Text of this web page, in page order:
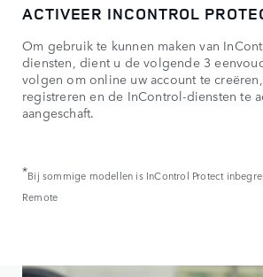
ACTIVEER INCONTROL
Om gebruik te kunnen maken van
diensten, dient u de volgende 3
volgen om online uw account te
registreren en de InControl-diensten te
aangeschaft.
*Bij sommige modellen is InControl Protect
Remote